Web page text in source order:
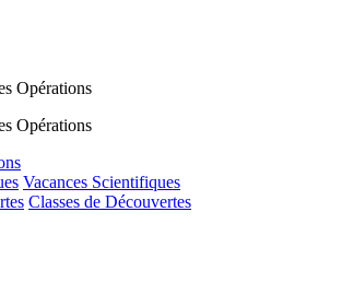
Opérations
Opérations
Vacances Scientifiques
Classes de Découvertes